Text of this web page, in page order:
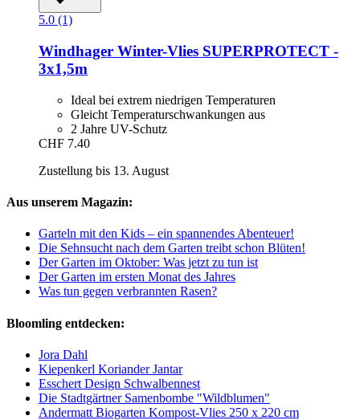
5.0 (1)
Windhager Winter-​Vlies SUPERPROTECT -​
3x1,5m
Ideal bei extrem niedrigen Temperaturen
Gleicht Temperaturschwankungen aus
2 Jahre UV-Schutz
CHF 7.40
Zustellung bis 13. August
Aus unserem Magazin:
Garteln mit den Kids – ein spannendes Abenteuer!
Die Sehnsucht nach dem Garten treibt schon Blüten!
Der Garten im Oktober: Was jetzt zu tun ist
Der Garten im ersten Monat des Jahres
Was tun gegen verbrannten Rasen?
Bloomling entdecken:
Jora Dahl
Kiepenkerl Koriander Jantar
Esschert Design Schwalbennest
Die Stadtgärtner Samenbombe "Wildblumen"
Andermatt Biogarten Kompost-Vlies 250 x 220 cm